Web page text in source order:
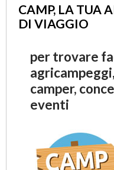
CAMP, LA TUA
DI VIAGGIO
per trovare
camper,
eventi